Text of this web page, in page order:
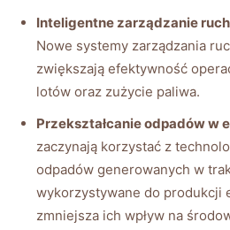
Inteligentne zarządzanie
Nowe systemy zarządzania
zwiększają efektywność
lotów oraz zużycie paliwa.
Przekształcanie odpadów w
zaczynają korzystać z
odpadów generowanych w
wykorzystywane do produkcji
zmniejsza ich wpływ na